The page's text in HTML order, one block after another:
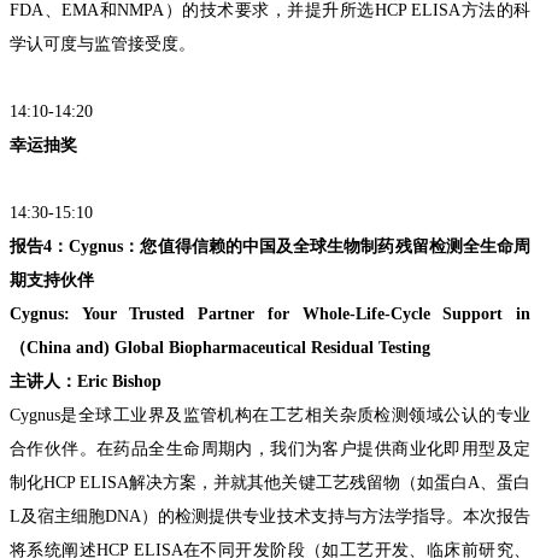
FDA、EMA和NMPA）的技术要求，并提升所选HCP ELISA方法的科
学认可度与监管接受度。
14:10-14:20
幸运抽奖
14:30-15:10
报告4：Cygnus：您值得信赖的中国及全球生物制药残留检测全生命周
期支持伙伴
Cygnus: Your Trusted Partner for Whole-Life-Cycle Support in
（China and) Global Biopharmaceutical Residual Testing
主讲人：Eric Bishop
Cygnus是全球工业界及监管机构在工艺相关杂质检测领域公认的专业
合作伙伴。在药品全生命周期内，我们为客户提供商业化即用型及定
制化HCP ELISA解决方案，并就其他关键工艺残留物（如蛋白A、蛋白
L及宿主细胞DNA）的检测提供专业技术支持与方法学指导。本次报告
将系统阐述HCP ELISA在不同开发阶段（如工艺开发、临床前研究、